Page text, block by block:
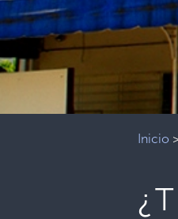
Inicio